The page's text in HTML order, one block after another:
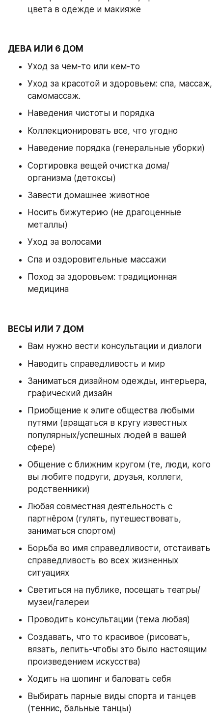
цвета в одежде и макияже
ДЕВА ИЛИ 6 ДОМ
Уход за чем-то или кем-то
Уход за красотой и здоровьем: спа, массаж,
самомассаж.
Наведения чистоты и порядка
Коллекционировать все, что угодно
Наведение порядка (генеральные уборки)
Сортировка вещей очистка дома/
организма (детоксы)
Завести домашнее животное
Носить бижутерию (не драгоценные
металлы)
Уход за волосами
Спа и оздоровительные массажи
Поход за здоровьем: традиционная
медицина
ВЕСЫ ИЛИ 7 ДОМ
Вам нужно вести консультации и диалоги
Наводить справедливость и мир
Заниматься дизайном одежды, интерьера,
графический дизайн
Приобщение к элите общества любыми
путями (вращаться в кругу известных
популярных/успешных людей в вашей
сфере)
Общение с ближним кругом (те, люди, кого
вы любите подруги, друзья, коллеги,
родственники)
Любая совместная деятельность с
партнёром (гулять, путешествовать,
заниматься спортом)
Борьба во имя справедливости, отстаивать
справедливость во всех жизненных
ситуациях
Светиться на публике, посещать театры/
музеи/галереи
Проводить консультации (тема любая)
Создавать, что то красивое (рисовать,
вязать, лепить-чтобы это было настоящим
произведением искусства)
Ходить на шопинг и баловать себя
Выбирать парные виды спорта и танцев
(теннис, бальные танцы)